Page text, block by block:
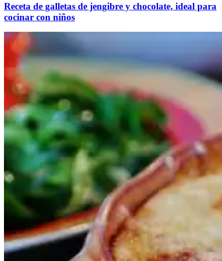
Receta de galletas de jengibre y chocolate, ideal para
cocinar con niños